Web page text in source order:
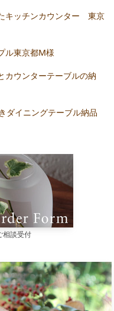
キッチンカウンター 東京
ル東京都M様
カウンターテーブルの納
ダイニングテーブル納品
相談受付